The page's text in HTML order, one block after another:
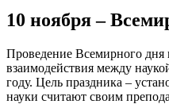
10 ноября –
Проведение Всемирного дня
взаимодействия между
году. Цель праздника –
науки считают своим